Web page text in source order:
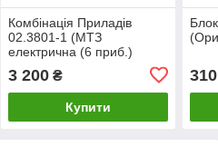
Комбінація Приладів
02.3801-1 (МТЗ
електрична (6 приб.)
3 200₴
Купити
310